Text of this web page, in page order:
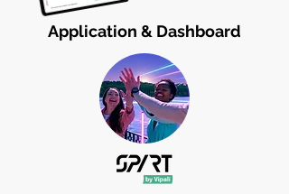
Application & Dashboard